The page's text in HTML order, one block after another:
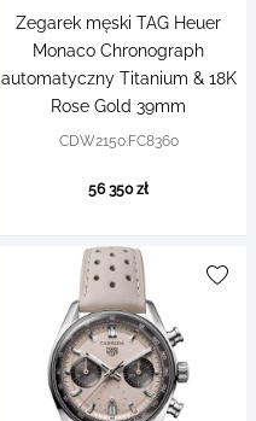
Zegarek męski TAG Heuer
Monaco Chronograph
automatyczny Titanium & 18K
Rose Gold 39mm
CDW2150.FC8360
56 350 zł